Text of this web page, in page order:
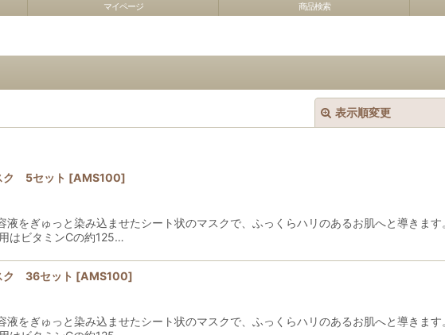
マイページ 商品検索
表示順変更
ク 5セット [AMS100]
液をぎゅっと染み込ませたシート状のマスクで、ふっくらハリのあるお肌へと導きま
はビタミンCの約125…
ク 36セット [AMS100]
液をぎゅっと染み込ませたシート状のマスクで、ふっくらハリのあるお肌へと導きま